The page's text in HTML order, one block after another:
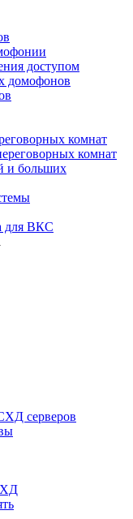
доступом
домофонов
комнат
комнат
и больших
для ВКС
серверов